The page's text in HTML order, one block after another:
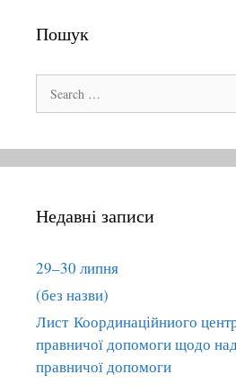
Пошук
e
r
f
r
:
Недавні записи
29–30 липня
(без назви)
Лист Координаційниого
правничої допомоги щодо
правничої допомоги